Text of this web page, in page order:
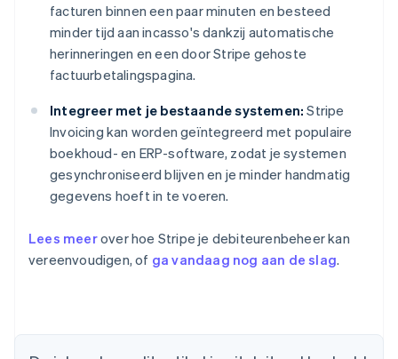
facturen binnen een paar minuten en besteed
minder tijd aan incasso's dankzij automatische
herinneringen en een door Stripe gehoste
factuurbetalingspagina.
Integreer met je bestaande systemen: Stripe
Invoicing kan worden geïntegreerd met populaire
boekhoud- en ERP-software, zodat je systemen
gesynchroniseerd blijven en je minder handmatig
gegevens hoeft in te voeren.
Lees meerover hoe Stripe je debiteurenbeheer kan
vereenvoudigen, of ga vandaag nog aan de slag.
België